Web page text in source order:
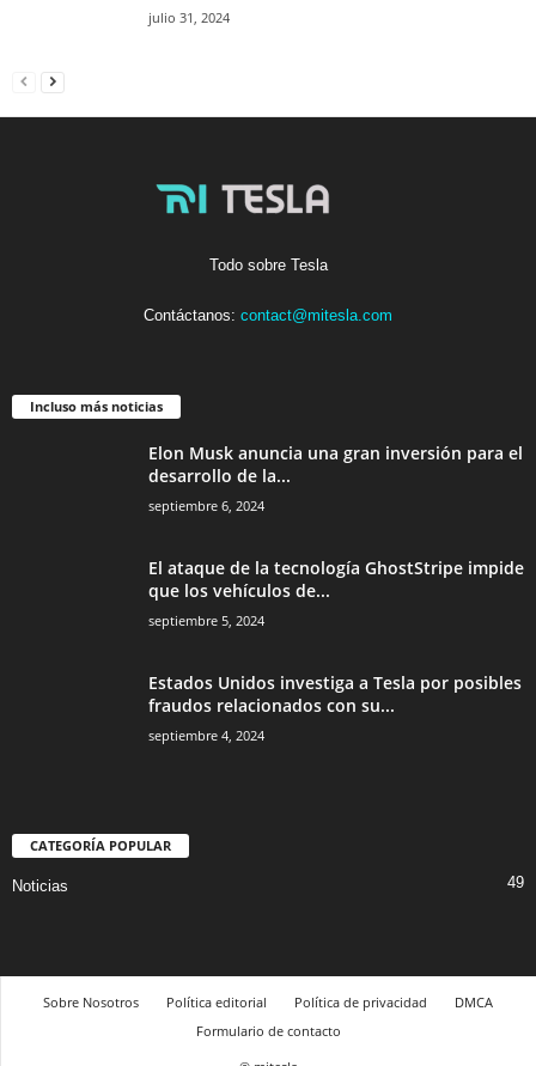
julio 31, 2024
Todo sobre Tesla
Contáctanos: contact@mitesla.com
Incluso más noticias
Elon Musk anuncia una gran inversión para el
desarrollo de la...
septiembre 6, 2024
El ataque de la tecnología GhostStripe impide
que los vehículos de...
septiembre 5, 2024
Estados Unidos investiga a Tesla por posibles
fraudos relacionados con su...
septiembre 4, 2024
CATEGORÍA POPULAR
Noticias 49
Sobre Nosotros Política editorial Política de privacidad
DMCA
Formulario de contacto